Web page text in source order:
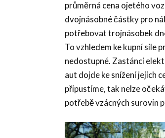
průměrná cena ojetého
dvojnásobné částky pro
potřebovat trojnásobek
To vzhledem ke kupní síle
nedostupné. Zastánci
aut dojde ke snížení jejich
připustíme, tak nelze
potřebě vzácných surovin